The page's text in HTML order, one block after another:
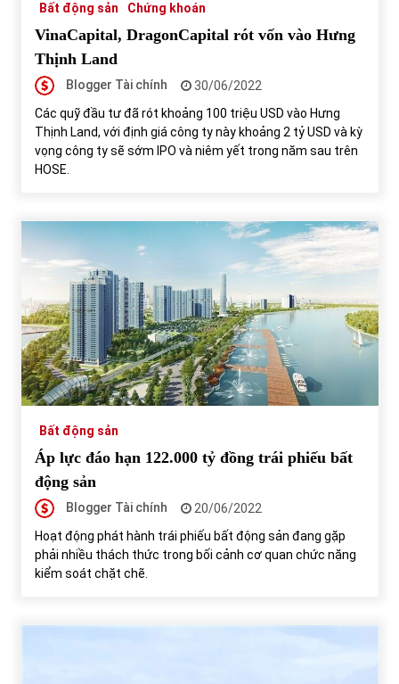
Phân tích giá tiền điện tử sau ngày thị trường lập kỷ lục
09/11/2021
Chứng khoán ngày 12/10/2021: Top 10 cổ phiếu nổi bật
13/10/2021
Bất động sản Chứng khoán
VinaCapital, DragonCapital rót vốn vào Hưng
Thịnh Land
Blogger Tài chính
30/06/2022
Các quỹ đầu tư đã rót khoảng 100 triệu USD vào Hưng
Thịnh Land, với định giá công ty này khoảng 2 tỷ USD và kỳ
vọng công ty sẽ sớm IPO và niêm yết trong năm sau trên
HOSE.
Bất động sản
Áp lực đáo hạn 122.000 tỷ đồng trái phiếu bất
động sản
Blogger Tài chính
20/06/2022
Hoạt động phát hành trái phiếu bất động sản đang gặp
phải nhiều thách thức trong bối cảnh cơ quan chức năng
kiểm soát chặt chẽ.